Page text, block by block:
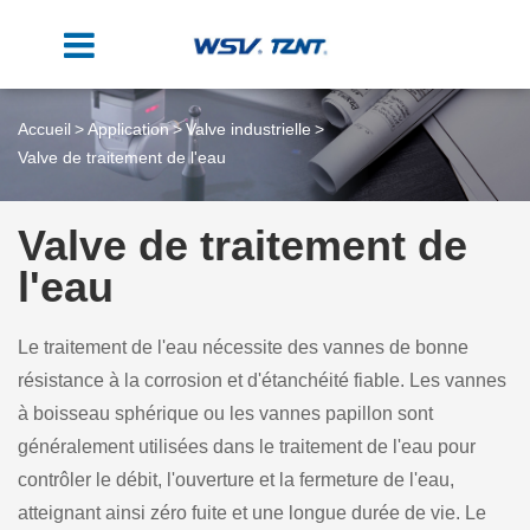
Accueil Application
Valve industrielle
Valve de traitement de l'eau
Valve de traitement de
l'eau
Le traitement de l'eau nécessite des vannes de bonne
résistance à la corrosion et d'étanchéité fiable. Les vannes
à boisseau sphérique ou les vannes papillon sont
généralement utilisées dans le traitement de l'eau pour
contrôler le débit, l'ouverture et la fermeture de l'eau,
atteignant ainsi zéro fuite et une longue durée de vie. Le